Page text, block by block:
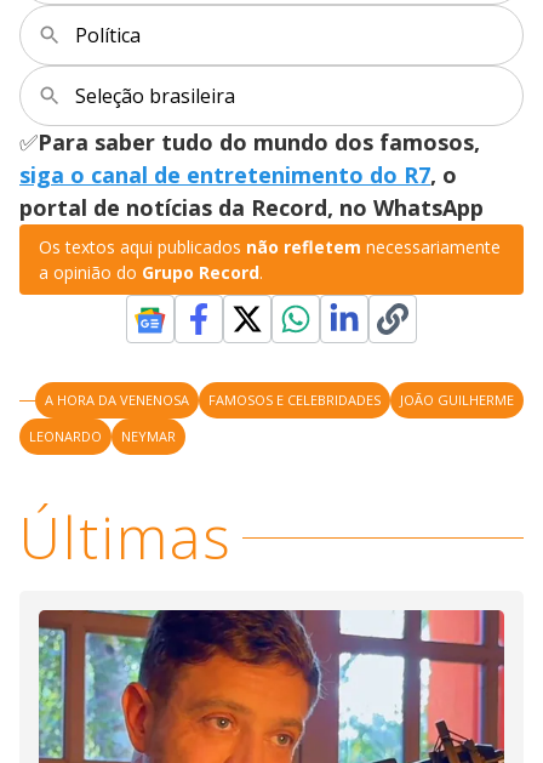
Política
Seleção brasileira
✅Para saber tudo do mundo dos famosos,
siga o canal de entretenimento do R7, o
portal de notícias da Record, no WhatsApp
Os textos aqui publicados não refletem necessariamente
a opinião do Grupo Record.
A HORA DA VENENOSA FAMOSOS E CELEBRIDADES
JOÃO GUILHERME
LEONARDO
NEYMAR
Últimas